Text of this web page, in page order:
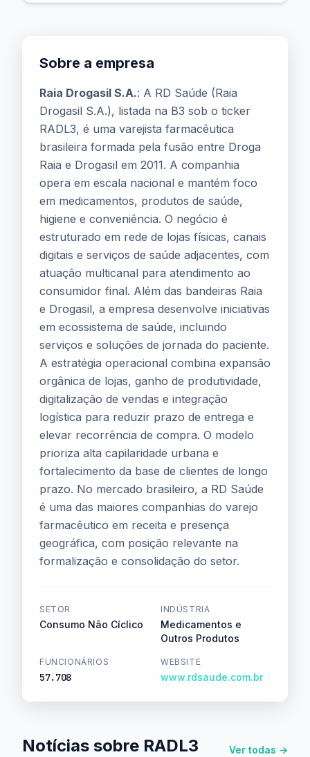
Sobre a empresa
Raia Drogasil S.A.: A RD Saúde (Raia
Drogasil S.A.), listada na B3 sob o ticker
RADL3, é uma varejista farmacêutica
brasileira formada pela fusão entre Droga
Raia e Drogasil em 2011. A companhia
opera em escala nacional e mantém foco
em medicamentos, produtos de saúde,
higiene e conveniência. O negócio é
estruturado em rede de lojas físicas, canais
digitais e serviços de saúde adjacentes, com
atuação multicanal para atendimento ao
consumidor final. Além das bandeiras Raia
e Drogasil, a empresa desenvolve iniciativas
em ecossistema de saúde, incluindo
serviços e soluções de jornada do paciente.
A estratégia operacional combina expansão
orgânica de lojas, ganho de produtividade,
digitalização de vendas e integração
logística para reduzir prazo de entrega e
elevar recorrência de compra. O modelo
prioriza alta capilaridade urbana e
fortalecimento da base de clientes de longo
prazo. No mercado brasileiro, a RD Saúde
é uma das maiores companhias do varejo
farmacêutico em receita e presença
geográfica, com posição relevante na
formalização e consolidação do setor.
SETOR
Consumo Não Cíclico
INDÚSTRIA
Medicamentos e
Outros Produtos
FUNCIONÁRIOS
57.708
WEBSITE
www.rdsaude.com.br
Notícias sobre RADL3 Ver todas →